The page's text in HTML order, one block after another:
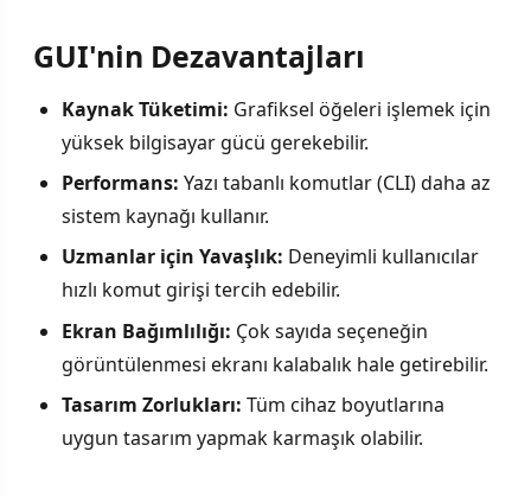
GUI'nin Dezavantajları
Kaynak Tüketimi: Grafiksel öğeleri işlemek için
yüksek bilgisayar gücü gerekebilir.
Performans: Yazı tabanlı komutlar (CLI) daha az
sistem kaynağı kullanır.
Uzmanlar için Yavaşlık: Deneyimli kullanıcılar
hızlı komut girişi tercih edebilir.
Ekran Bağımlılığı: Çok sayıda seçeneğin
görüntülenmesi ekranı kalabalık hale getirebilir.
Tasarım Zorlukları: Tüm cihaz boyutlarına
uygun tasarım yapmak karmaşık olabilir.